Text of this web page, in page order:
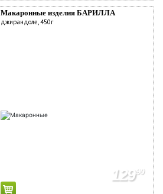
Макаронные изделия БАРИЛЛА
джирандоле, 450г
12990